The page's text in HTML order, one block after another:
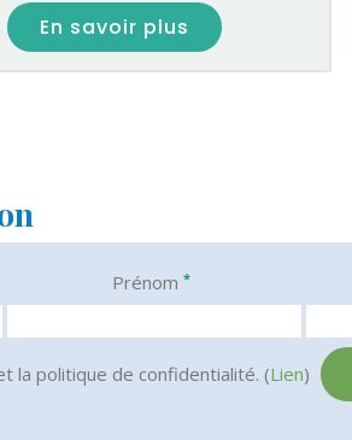
En savoir plus
Prénom *
la politique de confidentialité. (Lien)